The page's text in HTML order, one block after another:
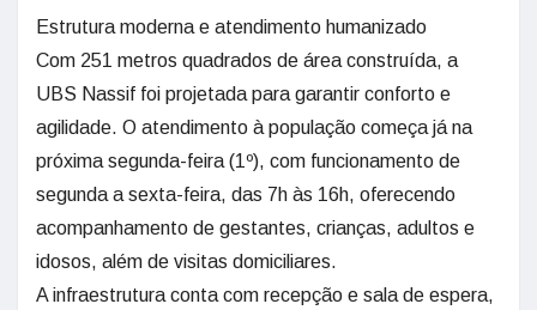
Estrutura moderna e atendimento humanizado
Com 251 metros quadrados de área construída, a
UBS Nassif foi projetada para garantir conforto e
agilidade. O atendimento à população começa já na
próxima segunda-feira (1º), com funcionamento de
segunda a sexta-feira, das 7h às 16h, oferecendo
acompanhamento de gestantes, crianças, adultos e
idosos, além de visitas domiciliares.
A infraestrutura conta com recepção e sala de espera,